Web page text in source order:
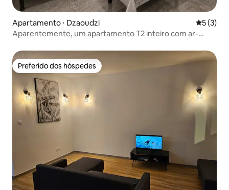
Apartamento ⋅ Dzaoudzi 5 de
5 (3)
Aparentemente, um apartamento T2 inteiro com ar-
Preferido dos hóspedes
Preferido dos hóspedes